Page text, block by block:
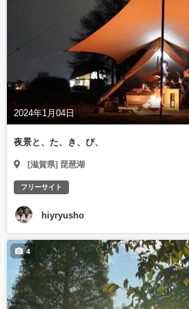
2024年1月04日
夜景と、た、き、び、
[滋賀県] 琵琶湖
フリーサイト
hiyryusho
4